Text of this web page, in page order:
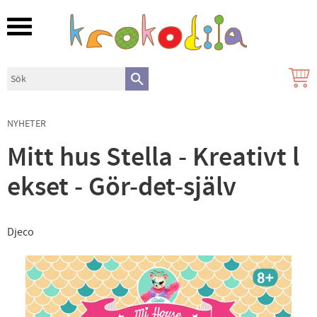
Meny
NYHETER
Mitt hus Stella - Kreativt l
ekset - Gör-det-själv
Djeco